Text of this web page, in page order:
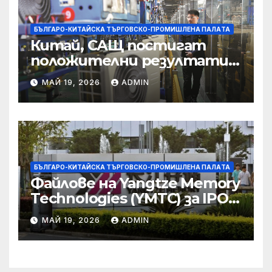
БЪЛГАРО-КИТАЙСКА ТЪРГОВСКО-ПРОМИШЛЕНА ПАЛAТА
Китай, САЩ постигат
положителни резултати в
икономическите и
търговски консултации:
министерство
МАЙ 19, 2026 ADMIN
БЪЛГАРО-КИТАЙСКА ТЪРГОВСКО-ПРОМИШЛЕНА ПАЛAТА
Файлове на Yangtze Memory
Technologies (YMTC) за IPO
на STAR Market
МАЙ 19, 2026 ADMIN